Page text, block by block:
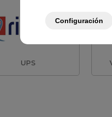
Configuración
UPS